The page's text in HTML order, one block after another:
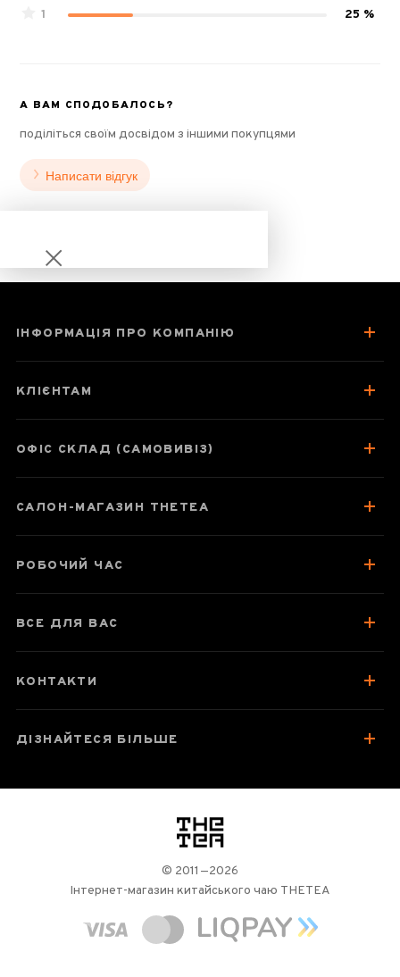
1
25 %
А ВАМ СПОДОБАЛОСЬ?
поділіться своїм досвідом з іншими покупцями
Написати відгук
Тан Бей Те Гуань
Паспорт улуну
Смак, аромат, колір
ІНФОРМАЦІЯ ПРО КОМПАНІЮ
КЛІЄНТАМ
ОФІС СКЛАД (САМОВИВІЗ)
САЛОН-МАГАЗИН THETEA
РОБОЧИЙ ЧАС
ВСЕ ДЛЯ ВАС
КОНТАКТИ
ДІЗНАЙТЕСЯ БІЛЬШЕ
логотип
© 2011—2026
Інтернет-магазин китайського чаю THETEA